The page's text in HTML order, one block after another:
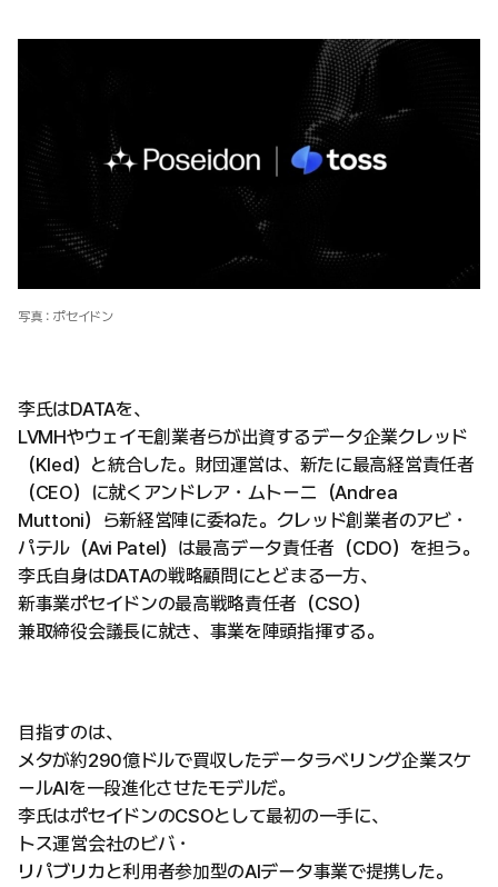
写真：ポセイドン
李氏はDATAを、
LVMHやウェイモ創業者らが出資するデータ企業クレッド
（Kled）と統合した。財団運営は、新たに最高経営責任者
（CEO）に就くアンドレア・ムトーニ（Andrea
Muttoni）ら新経営陣に委ねた。クレッド創業者のアビ・
パテル（Avi Patel）は最高データ責任者（CDO）を担う。
李氏自身はDATAの戦略顧問にとどまる一方、
新事業ポセイドンの最高戦略責任者（CSO）
兼取締役会議長に就き、事業を陣頭指揮する。
目指すのは、
メタが約290億ドルで買収したデータラベリング企業スケ
ールAIを一段進化させたモデルだ。
李氏はポセイドンのCSOとして最初の一手に、
トス運営会社のビバ・
リパブリカと利用者参加型のAIデータ事業で提携した。